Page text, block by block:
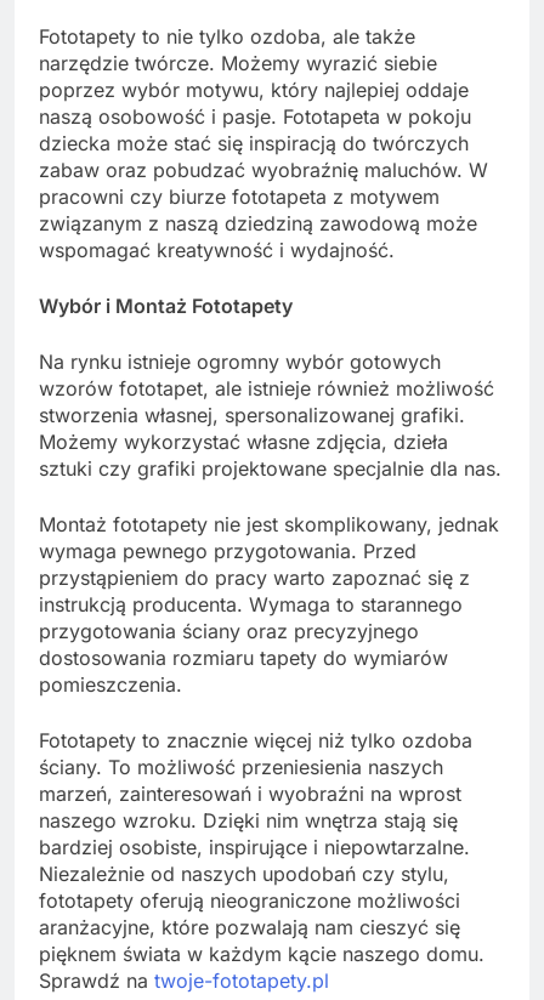
Fototapety to nie tylko ozdoba, ale także
narzędzie twórcze. Możemy wyrazić siebie
poprzez wybór motywu, który najlepiej oddaje
naszą osobowość i pasje. Fototapeta w pokoju
dziecka może stać się inspiracją do twórczych
zabaw oraz pobudzać wyobraźnię maluchów. W
pracowni czy biurze fototapeta z motywem
związanym z naszą dziedziną zawodową może
wspomagać kreatywność i wydajność.
Wybór i Montaż Fototapety
Na rynku istnieje ogromny wybór gotowych
wzorów fototapet, ale istnieje również możliwość
stworzenia własnej, spersonalizowanej grafiki.
Możemy wykorzystać własne zdjęcia, dzieła
sztuki czy grafiki projektowane specjalnie dla nas.
Montaż fototapety nie jest skomplikowany, jednak
wymaga pewnego przygotowania. Przed
przystąpieniem do pracy warto zapoznać się z
instrukcją producenta. Wymaga to starannego
przygotowania ściany oraz precyzyjnego
dostosowania rozmiaru tapety do wymiarów
pomieszczenia.
Fototapety to znacznie więcej niż tylko ozdoba
ściany. To możliwość przeniesienia naszych
marzeń, zainteresowań i wyobraźni na wprost
naszego wzroku. Dzięki nim wnętrza stają się
bardziej osobiste, inspirujące i niepowtarzalne.
Niezależnie od naszych upodobań czy stylu,
fototapety oferują nieograniczone możliwości
aranżacyjne, które pozwalają nam cieszyć się
pięknem świata w każdym kącie naszego domu.
Sprawdź na twoje-fototapety.pl